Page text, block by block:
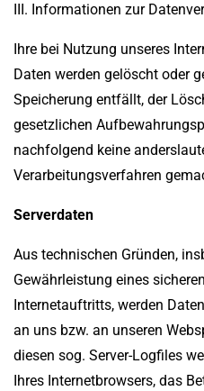
III. Informationen zur
Ihre bei Nutzung unseres
Daten werden gelöscht oder
Speicherung entfällt, der
gesetzlichen
nachfolgend keine
Verarbeitungsverfahren
Serverdaten
Aus technischen Gründen,
Gewährleistung eines
Internetauftritts, werden
an uns bzw. an unseren
diesen sog. Server-Logfiles
Ihres Internetbrowsers, das